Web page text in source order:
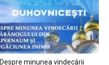
Despre minunea vindecării